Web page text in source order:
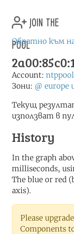
join the
pool
Обратно към
Account:
Зони: @ europe
Текущ
използват в
History
In the graph
milliseconds,
The blue or red
axis).
Please
Components